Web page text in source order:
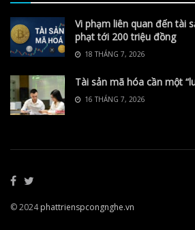
Vi phạm liên quan đến tài
phạt tới 200 triệu đồng
18 THÁNG 7, 2026
Tài sản mã hóa cần một
16 THÁNG 7, 2026
© 2024phattrienspcongnghe.vn